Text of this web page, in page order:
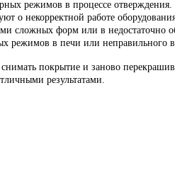
режимов в процессе
о некорректной работе
сложных форм или в
режимов в печи или неправильного
покрытие и заново
результатами.